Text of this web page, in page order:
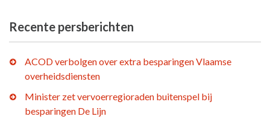
Recente persberichten
ACOD verbolgen over extra besparingen Vlaamse
overheidsdiensten
Minister zet vervoerregioraden buitenspel bij
besparingen De Lijn